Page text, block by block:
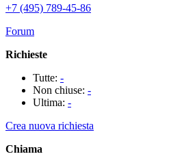
+7 (495) 789-45-86
Forum
Richieste
Tutte: -
Non chiuse: -
Ultima: -
Crea nuova richiesta
Chiama